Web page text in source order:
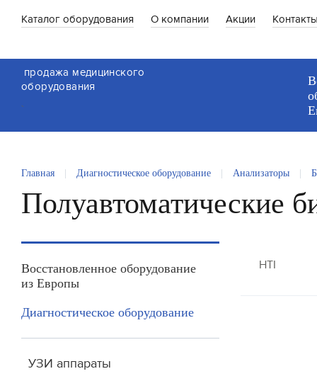
Каталог оборудования О компании Акции
продажа медицинского
оборудования
`
Главная Диагностическое оборудование Анализаторы
Полуавтоматические
Восстановленное оборудование
из Европы
Диагностическое оборудование
УЗИ аппараты
HTI